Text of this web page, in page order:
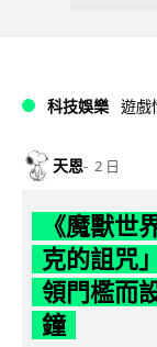
科技娛樂 遊戲
天恩 2 日
《魔獸世
克的詛咒
領門檻而
鐘